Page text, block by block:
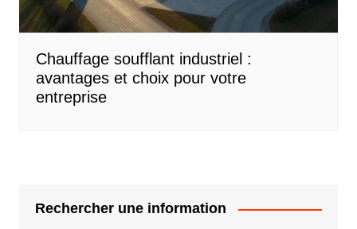
Chauffage soufflant industriel :
avantages et choix pour votre
entreprise
Rechercher une information